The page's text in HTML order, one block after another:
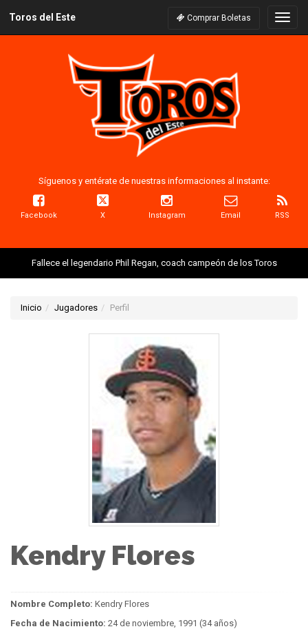
Toros del Este Comprar Boletas
Síguenos y entérate de nuestras informaciones al instante:
Facebook X Instagram Email RSS
Fallece el legendario Phil Regan, coach campeón de los Toros
Inicio Jugadores Perfil
Kendry Flores
Nombre Completo: Kendry Flores
Fecha de Nacimiento: 24 de noviembre, 1991 (34 años)